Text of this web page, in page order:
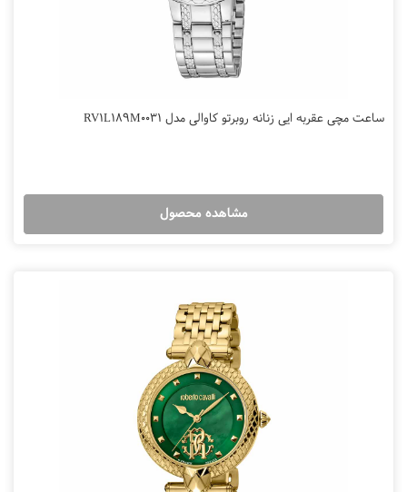
ساعت مچی عقربه ایی زنانه روبرتو کاوالی مدل RV1L189M0031
مشاهده محصول